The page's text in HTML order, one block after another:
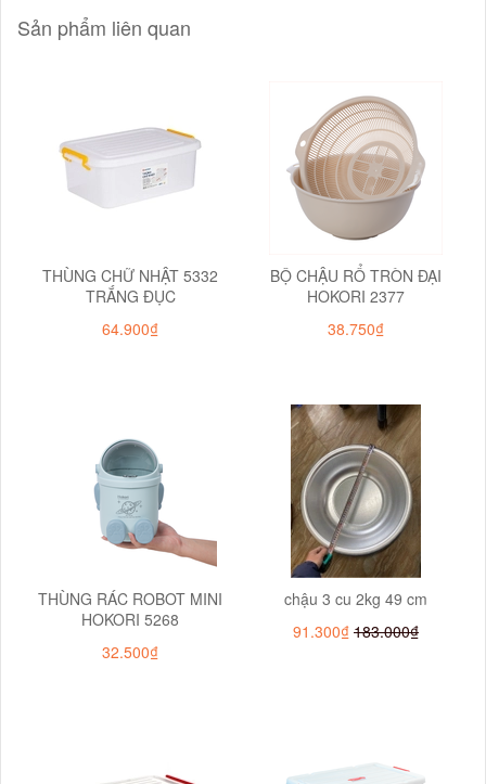
Sản phẩm liên quan
THÙNG CHỮ NHẬT 5332
TRẮNG ĐỤC
64.900₫
BỘ CHẬU RỔ TRÒN ĐẠI
HOKORI 2377
38.750₫
THÙNG RÁC ROBOT MINI
HOKORI 5268
32.500₫
chậu 3 cu 2kg 49 cm
91.300₫ 183.000₫